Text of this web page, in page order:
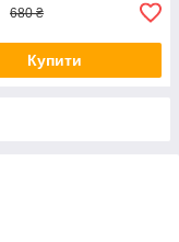
680 ₴
Купити